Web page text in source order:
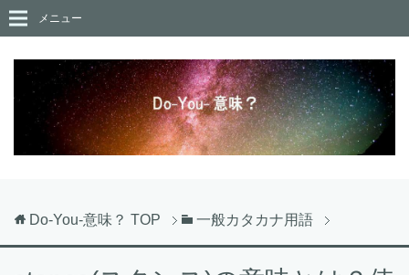
メニュー
Do-You-意味？ TOP 一般カタカナ用語